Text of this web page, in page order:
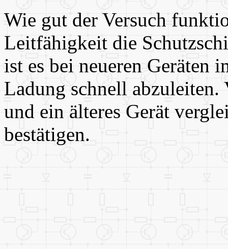
Wie gut der Versuch
Leitfähigkeit die
ist es bei neueren Geräten
Ladung schnell
und ein älteres Gerät
bestätigen.